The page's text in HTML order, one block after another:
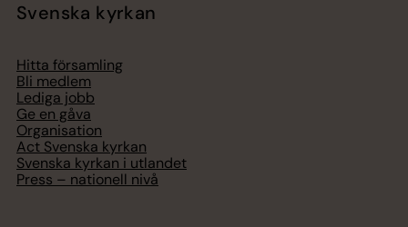
Svenska kyrkan
Hitta församling
Bli medlem
Lediga jobb
Ge en gåva
Organisation
Act Svenska kyrkan
Svenska kyrkan i utlandet
Press – nationell nivå